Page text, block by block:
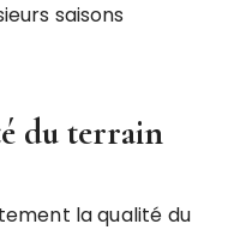
saisons
du terrain
la qualité du